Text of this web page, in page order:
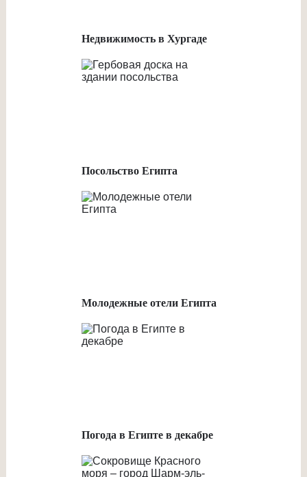
Недвижимость в Хургаде
Посольство Египта
Молодежные отели Египта
Погода в Египте в декабре